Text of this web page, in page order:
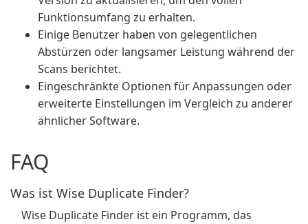
Funktionsumfang zu erhalten.
Einige Benutzer haben von gelegentlichen
Abstürzen oder langsamer Leistung während der
Scans berichtet.
Eingeschränkte Optionen für Anpassungen oder
erweiterte Einstellungen im Vergleich zu anderer
ähnlicher Software.
FAQ
Was ist Wise Duplicate Finder?
Wise Duplicate Finder ist ein Programm, das